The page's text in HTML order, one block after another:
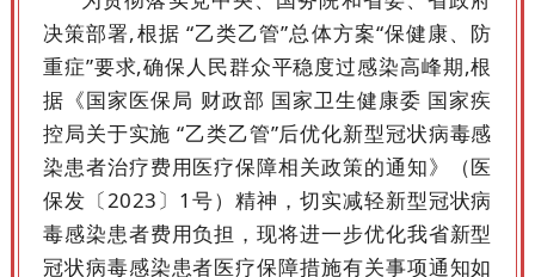
决策部署,根据 “乙类乙管”总体方案“保健康、防
重症”要求,确保人民群众平稳度过感染高峰期,根
据《国家医保局 财政部 国家卫生健康委 国家疾
控局关于实施 “乙类乙管”后优化新型冠状病毒感
染患者治疗费用医疗保障相关政策的通知》（医
保发〔2023〕1号）精神，切实减轻新型冠状病
毒感染患者费用负担，现将进一步优化我省新型
冠状病毒感染患者医疗保障措施有关事项通知如